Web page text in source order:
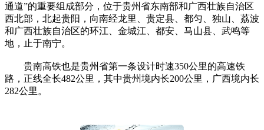
通道”的重要组成部分，位于贵州省东南部和广西壮族自治区
西北部，北起贵阳，向南经龙里、贵定县、都匀、独山、荔波
和广西壮族自治区的环江、金城江、都安、马山县、武鸣等
地，止于南宁。
贵南高铁也是贵州省第一条设计时速350公里的高速铁
路，正线全长482公里，其中贵州境内长200公里，广西境内长
282公里。